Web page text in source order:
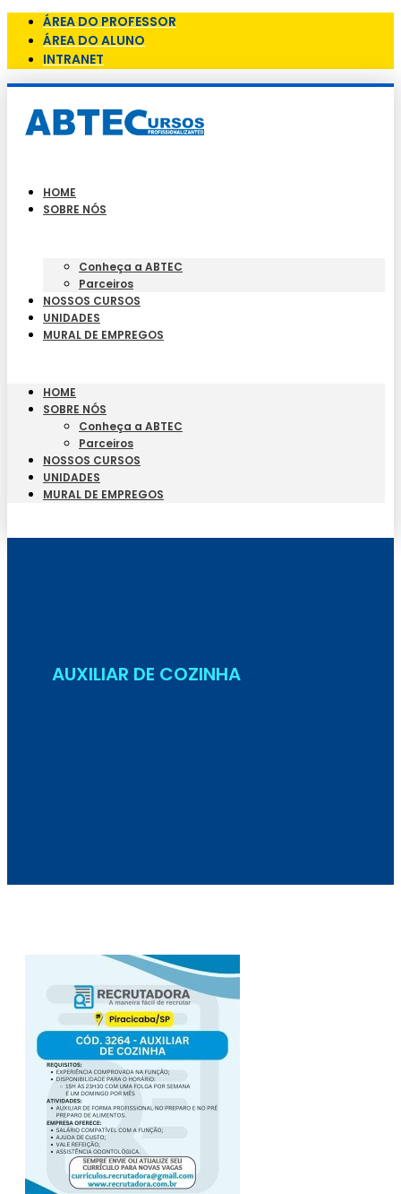
ÁREA DO PROFESSOR
ÁREA DO ALUNO
INTRANET
HOME
SOBRE NÓS
Conheça a ABTEC
Parceiros
NOSSOS CURSOS
UNIDADES
MURAL DE EMPREGOS
HOME
SOBRE NÓS
Conheça a ABTEC
Parceiros
NOSSOS CURSOS
UNIDADES
MURAL DE EMPREGOS
AUXILIAR DE COZINHA